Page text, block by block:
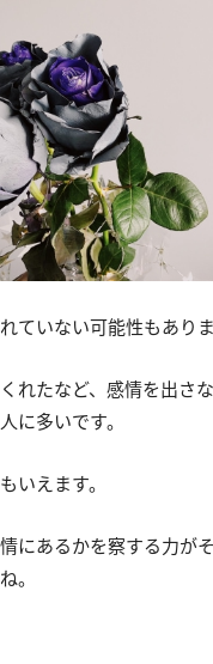
ていない可能性もありま
れたなど、感情を出さ
に多いです。
いえます。
にあるかを察する力が
。